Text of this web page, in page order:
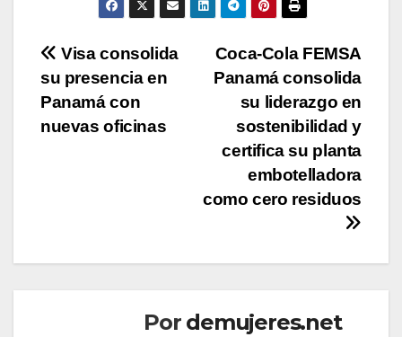
Navegación
de
entradas
Coca-Cola FEMSA
Panamá consolida
su liderazgo en
sostenibilidad y
certifica su planta
embotelladora
como cero residuos
Visa consolida
su presencia en
Panamá con
nuevas oficinas
Por demujeres.net